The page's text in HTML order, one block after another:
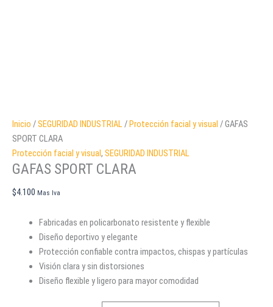
Inicio /SEGURIDAD INDUSTRIAL/Protección facial y visual / GAFAS
SPORT CLARA
Protección facial y visual, SEGURIDAD INDUSTRIAL
GAFAS SPORT CLARA
$4.100 Mas Iva
Fabricadas en policarbonato resistente y flexible
Diseño deportivo y elegante
Protección confiable contra impactos, chispas y partículas
Visión clara y sin distorsiones
Diseño flexible y ligero para mayor comodidad